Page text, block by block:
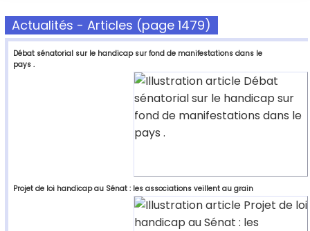
Actualités - Articles (page 1479)
Débat sénatorial sur le handicap sur fond de manifestations dans le
pays .
Projet de loi handicap au Sénat : les associations veillent au grain